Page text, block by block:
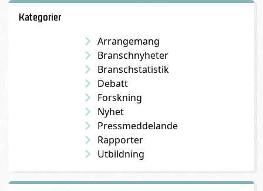
Kategorier
Arrangemang
Branschnyheter
Branschstatistik
Debatt
Forskning
Nyhet
Pressmeddelande
Rapporter
Utbildning